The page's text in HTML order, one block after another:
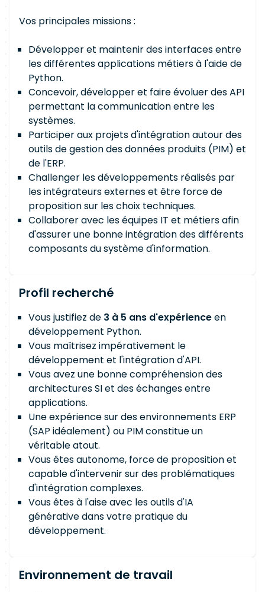
Vos principales missions :
Développer et maintenir des interfaces entre
les différentes applications métiers à l'aide de
Python.
Concevoir, développer et faire évoluer des API
permettant la communication entre les
systèmes.
Participer aux projets d'intégration autour des
outils de gestion des données produits (PIM) et
de l'ERP.
Challenger les développements réalisés par
les intégrateurs externes et être force de
proposition sur les choix techniques.
Collaborer avec les équipes IT et métiers afin
d'assurer une bonne intégration des différents
composants du système d'information.
Profil recherché
Vous justifiez de 3 à 5 ans d'expérienceen
développement Python.
Vous maîtrisez impérativement le
développement et l'intégration d'API.
Vous avez une bonne compréhension des
architectures SI et des échanges entre
applications.
Une expérience sur des environnements ERP
(SAP idéalement) ou PIM constitue un
véritable atout.
Vous êtes autonome, force de proposition et
capable d'intervenir sur des problématiques
d'intégration complexes.
Vous êtes à l'aise avec les outils d'IA
générative dans votre pratique du
développement.
Environnement de travail